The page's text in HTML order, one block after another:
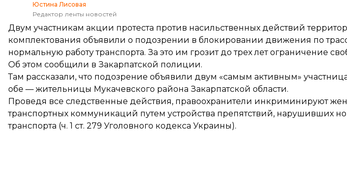
Юстина Лисовая
Редактор ленты новостей
Двум участникам акции протеста против насильственных действий
комплектования объявили о подозрении в блокировании движения по
нормальную работу транспорта. За это им грозит до трех лет ограничение
Об этом сообщили в Закарпатской полиции.
Там рассказали, что подозрение объявили двум «самым активным»
обе — жительницы Мукачевского района Закарпатской области.
Проведя все следственные действия, правоохранители инкриминируют
транспортных коммуникаций путем устройства препятствий, нарушивших
транспорта (ч. 1 ст. 279 Уголовного кодекса Украины).